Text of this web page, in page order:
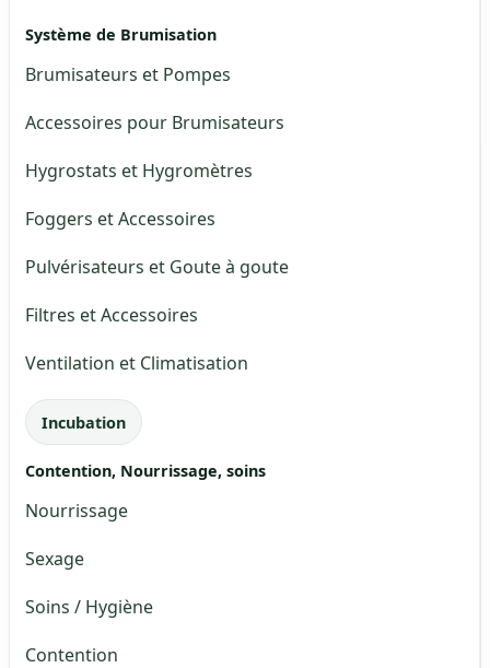
Système de Brumisation
Brumisateurs et Pompes
Accessoires pour Brumisateurs
Hygrostats et Hygromètres
Foggers et Accessoires
Pulvérisateurs et Goute à goute
Filtres et Accessoires
Ventilation et Climatisation
Incubation
Contention, Nourrissage, soins
Nourrissage
Sexage
Soins / Hygiène
Contention